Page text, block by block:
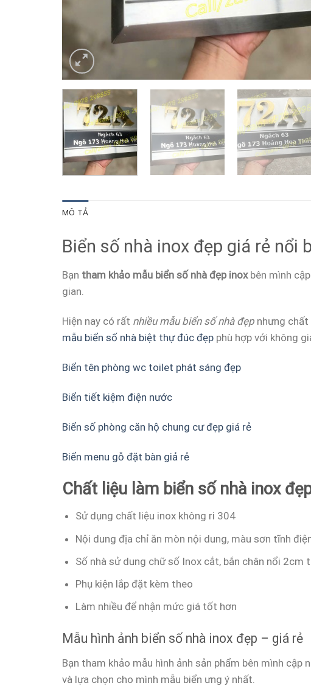
MÔ TẢ
Biển số nhà inox đẹp giá rẻ
Bạn tham khảo mẫu biển số nhà đẹp inoxbên mình
gian.
Hiện nay có rất nhiều mẫu biển số nhà đẹp nhưng chất
mẫu biển số nhà biệt thự đúc đẹp phù hợp với không
Biển tên phòng wc toilet phát sáng đẹp
Biển tiết kiệm điện nước
Biển số phòng căn hộ chung cư đẹp giá rẻ
Biển menu gỗ đặt bàn giả rẻ
Chất liệu làm biển số nhà inox
Sử dụng chất liệu inox không ri 304
Nội dung địa chỉ ăn mòn nội dung, màu sơn tĩnh
Số nhà sử dung chữ số Inox cắt, bắn chân nổi 2cm
Phụ kiện lắp đặt kèm theo
Làm nhiều để nhận mức giá tốt hơn
Mẫu hình ảnh biển số nhà inox đẹp – giá rẻ
Bạn tham khảo mẫu hình ảnh sản phẩm bên mình cập
và lựa chọn cho mình mẫu biển ưng ý nhất.